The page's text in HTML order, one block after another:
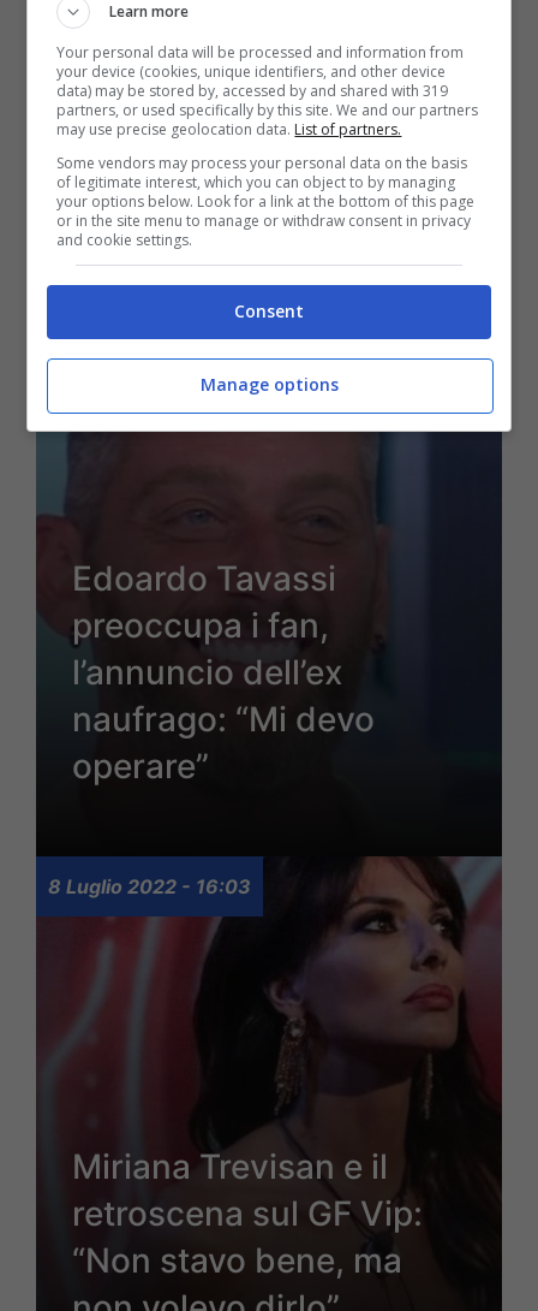
Clizia Incorvaia lontana
dai suoi figli: “Mi
mancano i vostri sorrisi”
| Cosa è accaduto
9 Luglio 2022 - 14:03
Edoardo Tavassi
preoccupa i fan,
l’annuncio dell’ex
naufrago: “Mi devo
operare”
8 Luglio 2022 - 16:03
Miriana Trevisan e il
retroscena sul GF Vip:
“Non stavo bene, ma
Learn more
Your personal data will be processed and information from
your device (cookies, unique identifiers, and other device
data) may be stored by, accessed by and shared with 319
partners, or used specifically by this site. We and our partners
may use precise geolocation data. List of partners.
Some vendors may process your personal data on the basis
of legitimate interest, which you can object to by managing
your options below. Look for a link at the bottom of this page
or in the site menu to manage or withdraw consent in privacy
and cookie settings.
Consent
Manage options